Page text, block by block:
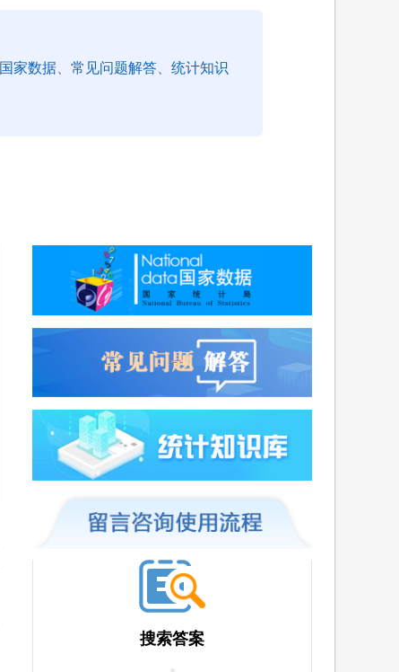
国家数据 常见问题解答 统计知识
搜索答案